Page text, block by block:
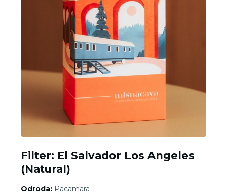
Filter: El Salvador Los Angeles
(Natural)
Odroda: Pacamara